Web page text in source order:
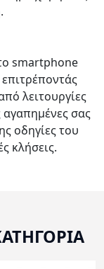
smartphone
λειτουργίες
αγαπημένες σας
οδηγίες του
κλήσεις.